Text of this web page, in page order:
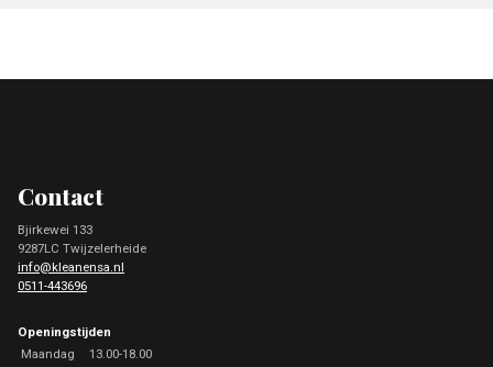
Contact
Bjirkewei 133
9287LC Twijzelerheide
info@kleanensa.nl
0511-443696
Openingstijden
Maandag
13.00-18.00